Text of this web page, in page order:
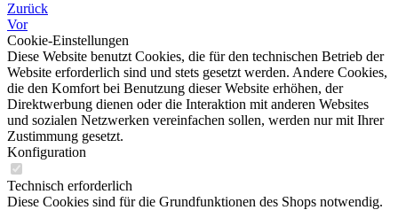
Zurück
Vor
Cookie-Einstellungen
Diese Website benutzt Cookies, die für den technischen Betrieb der
Website erforderlich sind und stets gesetzt werden. Andere Cookies,
die den Komfort bei Benutzung dieser Website erhöhen, der
Direktwerbung dienen oder die Interaktion mit anderen Websites
und sozialen Netzwerken vereinfachen sollen, werden nur mit Ihrer
Zustimmung gesetzt.
Konfiguration
Technisch erforderlich
Diese Cookies sind für die Grundfunktionen des Shops notwendig.